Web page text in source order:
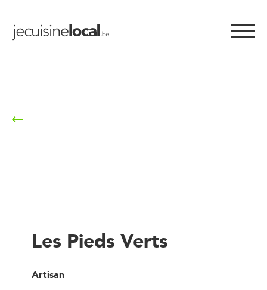
Les Pieds Verts
Artisan